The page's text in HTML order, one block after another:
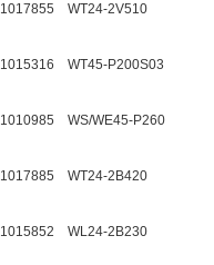
1017855 WT24-2V510
1015316 WT45-P200S03
1010985 WS/WE45-P260
1017885 WT24-2B420
1015852 WL24-2B230